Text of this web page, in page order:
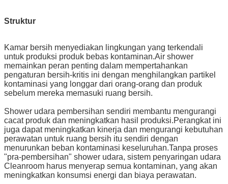
Struktur
Kamar bersih menyediakan lingkungan yang terkendali
untuk produksi produk bebas kontaminan.Air shower
memainkan peran penting dalam mempertahankan
pengaturan bersih-kritis ini dengan menghilangkan partikel
kontaminasi yang longgar dari orang-orang dan produk
sebelum mereka memasuki ruang bersih.
Shower udara pembersihan sendiri membantu mengurangi
cacat produk dan meningkatkan hasil produksi.Perangkat ini
juga dapat meningkatkan kinerja dan mengurangi kebutuhan
perawatan untuk ruang bersih itu sendiri dengan
menurunkan beban kontaminasi keseluruhan.Tanpa proses
"pra-pembersihan" shower udara, sistem penyaringan udara
Cleanroom harus menyerap semua kontaminan, yang akan
meningkatkan konsumsi energi dan biaya perawatan.